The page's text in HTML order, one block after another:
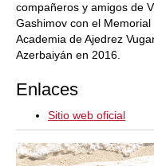
compañeros y amigos de
Gashimov con el
Academia de Ajedrez
Azerbaiyán en 2016.
Enlaces
Sitio web oficial